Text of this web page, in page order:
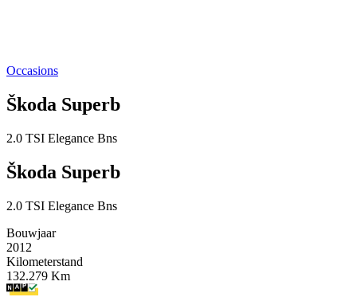
Occasions
Škoda Superb
2.0 TSI Elegance Bns
Škoda Superb
2.0 TSI Elegance Bns
Bouwjaar
2012
Kilometerstand
132.279 Km